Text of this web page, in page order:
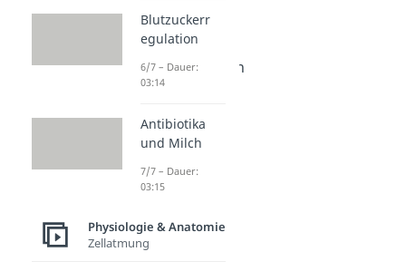
Muskeln
Muskelzellen
Dauer: 04:58
Muskelkontraktion
Dauer: 04:59
Dauer: 03:39
Laktat (Lactat)
Akren
Dauer: 04:22
Blutzuckerr
egulation
6/7 – Dauer:
03:14
Antibiotika
und Milch
7/7 – Dauer:
03:15
Physiologie & Anatomie
Zellatmung